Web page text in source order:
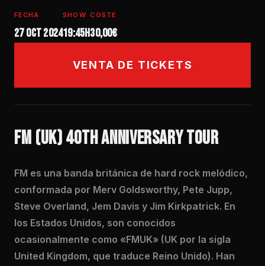
FECHA
27 oct 2024
SHOW
19:45h
COSTE
30,00€
VENTA DE TICKETS
FM (UK) 40TH ANNIVERSARY TOUR
FM es una banda británica de hard rock melódico,
conformada por Merv Goldsworthy, Pete Jupp,
Steve Overland, Jem Davis y Jim Kirkpatrick. En
los Estados Unidos, son conocidos
ocasionalmente como «FMUK» (UK por la sigla
United Kingdom, que traduce Reino Unido). Han